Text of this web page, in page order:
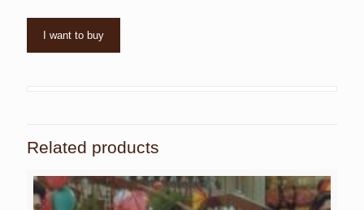
I want to buy
Related products